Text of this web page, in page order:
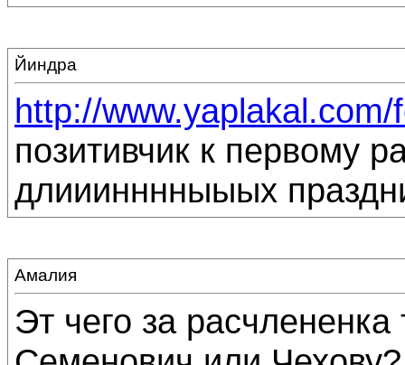
Йиндра
http://
позитивчик к первому
длииинннныыых
Амалия
Эт чего за